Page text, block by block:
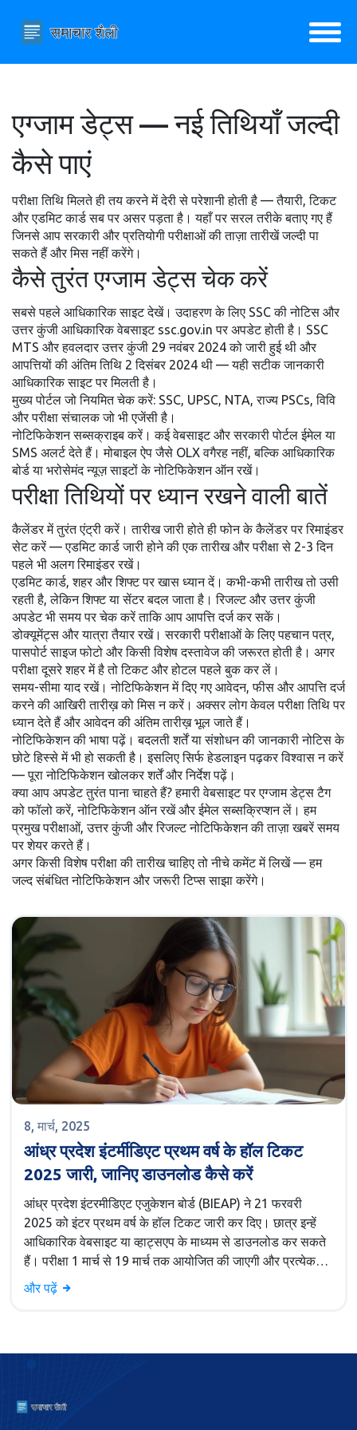
एग्जाम डेट्स — नई तिथियाँ जल्दी
कैसे पाएं
परीक्षा तिथि मिलते ही तय करने में देरी से परेशानी होती है — तैयारी, टिकट
और एडमिट कार्ड सब पर असर पड़ता है। यहाँ पर सरल तरीके बताए गए हैं
जिनसे आप सरकारी और प्रतियोगी परीक्षाओं की ताज़ा तारीखें जल्दी पा
सकते हैं और मिस नहीं करेंगे।
कैसे तुरंत एग्जाम डेट्स चेक करें
सबसे पहले आधिकारिक साइट देखें। उदाहरण के लिए SSC की नोटिस और
उत्तर कुंजी आधिकारिक वेबसाइट ssc.gov.in पर अपडेट होती है। SSC
MTS और हवलदार उत्तर कुंजी 29 नवंबर 2024 को जारी हुई थी और
आपत्तियों की अंतिम तिथि 2 दिसंबर 2024 थी — यही सटीक जानकारी
आधिकारिक साइट पर मिलती है।
मुख्य पोर्टल जो नियमित चेक करें: SSC, UPSC, NTA, राज्य PSCs, विवि
और परीक्षा संचालक जो भी एजेंसी है।
नोटिफिकेशन सब्सक्राइब करें। कई वेबसाइट और सरकारी पोर्टल ईमेल या
SMS अलर्ट देते हैं। मोबाइल ऐप जैसे OLX वगैरह नहीं, बल्कि आधिकारिक
बोर्ड या भरोसेमंद न्यूज़ साइटों के नोटिफिकेशन ऑन रखें।
परीक्षा तिथियों पर ध्यान रखने वाली बातें
कैलेंडर में तुरंत एंट्री करें। तारीख जारी होते ही फोन के कैलेंडर पर रिमाइंडर
सेट करें — एडमिट कार्ड जारी होने की एक तारीख और परीक्षा से 2-3 दिन
पहले भी अलग रिमाइंडर रखें।
एडमिट कार्ड, शहर और शिफ्ट पर खास ध्यान दें। कभी-कभी तारीख तो उसी
रहती है, लेकिन शिफ्ट या सेंटर बदल जाता है। रिजल्ट और उत्तर कुंजी
अपडेट भी समय पर चेक करें ताकि आप आपत्ति दर्ज कर सकें।
डोक्यूमेंट्स और यात्रा तैयार रखें। सरकारी परीक्षाओं के लिए पहचान पत्र,
पासपोर्ट साइज फोटो और किसी विशेष दस्तावेज की जरूरत होती है। अगर
परीक्षा दूसरे शहर में है तो टिकट और होटल पहले बुक कर लें।
समय-सीमा याद रखें। नोटिफिकेशन में दिए गए आवेदन, फीस और आपत्ति दर्ज
करने की आखिरी तारीख़ को मिस न करें। अक्सर लोग केवल परीक्षा तिथि पर
ध्यान देते हैं और आवेदन की अंतिम तारीख़ भूल जाते हैं।
नोटिफिकेशन की भाषा पढ़ें। बदलती शर्तें या संशोधन की जानकारी नोटिस के
छोटे हिस्से में भी हो सकती है। इसलिए सिर्फ हेडलाइन पढ़कर विश्वास न करें
— पूरा नोटिफिकेशन खोलकर शर्तें और निर्देश पढ़ें।
क्या आप अपडेट तुरंत पाना चाहते हैं? हमारी वेबसाइट पर एग्जाम डेट्स टैग
को फॉलो करें, नोटिफिकेशन ऑन रखें और ईमेल सब्सक्रिप्शन लें। हम
प्रमुख परीक्षाओं, उत्तर कुंजी और रिजल्ट नोटिफिकेशन की ताज़ा खबरें समय
पर शेयर करते हैं।
अगर किसी विशेष परीक्षा की तारीख चाहिए तो नीचे कमेंट में लिखें — हम
जल्द संबंधित नोटिफिकेशन और जरूरी टिप्स साझा करेंगे।
8, मार्च, 2025
आंध्र प्रदेश इंटर्मीडिएट प्रथम वर्ष के हॉल टिकट
2025 जारी, जानिए डाउनलोड कैसे करें
आंध्र प्रदेश इंटरमीडिएट एजुकेशन बोर्ड (BIEAP) ने 21 फरवरी
2025 को इंटर प्रथम वर्ष के हॉल टिकट जारी कर दिए। छात्र इन्हें
आधिकारिक वेबसाइट या व्हाट्सएप के माध्यम से डाउनलोड कर सकते
हैं। परीक्षा 1 मार्च से 19 मार्च तक आयोजित की जाएगी और प्रत्येक
पेपर के लिए सुबह 9 से 12 बजे का समय तय है।
और पढ़ें